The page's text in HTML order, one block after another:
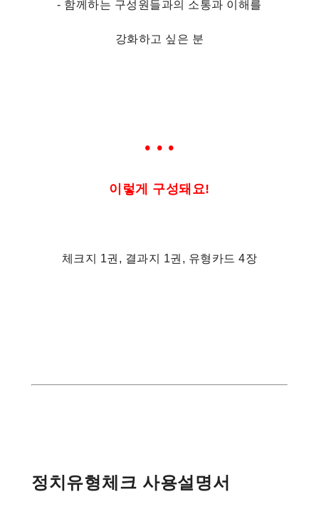
- 함께하는 구성원들과의 소통과 이해를
강화하고 싶은 분
• • •
이렇게 구성돼요!
체크지 1권, 결과지 1권, 유형카드 4장
정치유형체크 사용설명서